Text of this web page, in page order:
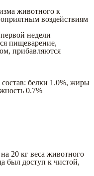
животного к
воздействиям
недели
пищеварение,
прибавляются
белки 1.0%, жиры
0.7%
20 кг веса животного
был доступ к чистой,